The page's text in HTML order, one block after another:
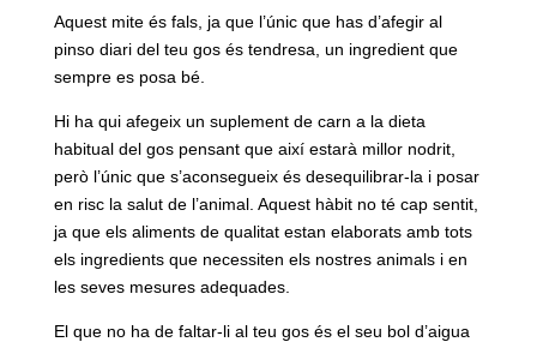
Aquest mite és fals, ja que l’únic que has d’afegir al
pinso diari del teu gos és tendresa, un ingredient que
sempre es posa bé.
Hi ha qui afegeix un suplement de carn a la dieta
habitual del gos pensant que així estarà millor nodrit,
però l’únic que s’aconsegueix és desequilibrar-la i posar
en risc la salut de l’animal. Aquest hàbit no té cap sentit,
ja que els aliments de qualitat estan elaborats amb tots
els ingredients que necessiten els nostres animals i en
les seves mesures adequades.
El que no ha de faltar-li al teu gos és el seu bol d’aigua